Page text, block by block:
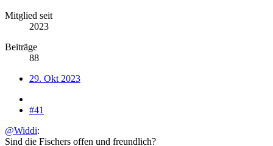
Mitglied seit
2023
Beiträge
88
29. Okt 2023
#41
@Widdi:
Sind die Fischers offen und freundlich?